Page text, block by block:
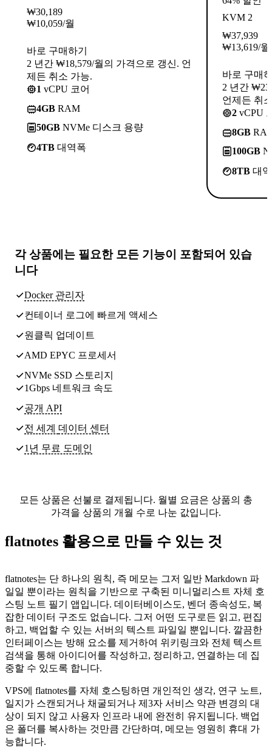
₩30,189
₩10,059/월
바로 구매하기
2 년간 ₩18,579/월의 가격으로 갱신. 언
제든 취소 가능.
1 vCPU 코어
4GB RAM
50GB NVMe 디스크 용량
4TB 대역폭
KVM 2
₩37,939
₩13,619/월
바로 구매
2 년간
언제든 취
2 vCPU
8GB
100GB
8TB 대
각 상품에는 필요한 모든 기능이 포함되어 있습
니다
Docker 관리자
컨테이너 로그에 빠르게 액세스
원클릭 업데이트
AMD EPYC 프로세서
NVMe SSD 스토리지
1Gbps 네트워크 속도
공개 API
전 세계 데이터 센터
1년 무료 도메인
모든 상품은 선불로 결제됩니다. 월별 요금은 상품의 총
가격을 상품의 개월 수로 나눈 값입니다.
flatnotes 활용으로 만들 수 있는 것
flatnotes는 단 하나의 원칙, 즉 메모는 그저 일반 Markdown 파
일일 뿐이라는 원칙을 기반으로 구축된 미니멀리스트 자체 호
스팅 노트 필기 앱입니다. 데이터베이스도, 벤더 종속성도, 복
잡한 데이터 구조도 없습니다. 그저 어떤 도구로든 읽고, 편집
하고, 백업할 수 있는 서버의 텍스트 파일일 뿐입니다. 깔끔한
인터페이스는 방해 요소를 제거하여 위키링크와 전체 텍스트
검색을 통해 아이디어를 작성하고, 정리하고, 연결하는 데 집
중할 수 있도록 합니다.
VPS에 flatnotes를 자체 호스팅하면 개인적인 생각, 연구 노트,
일지가 스캔되거나 채굴되거나 제3자 서비스 약관 변경의 대
상이 되지 않고 사용자 인프라 내에 완전히 유지됩니다. 백업
은 폴더를 복사하는 것만큼 간단하며, 메모는 영원히 휴대 가
능합니다.